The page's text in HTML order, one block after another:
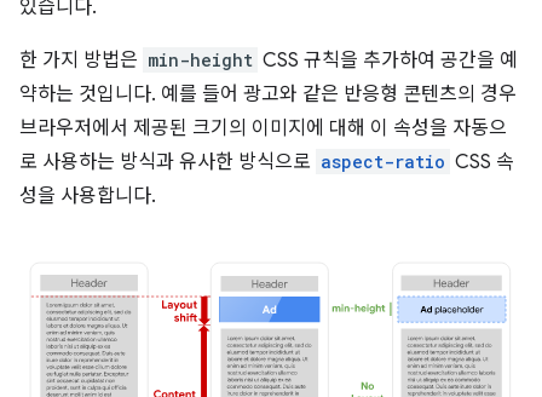
있습니다.
한 가지 방법은 min-height CSS 규칙을 추가하여 공간을 예
약하는 것입니다. 예를 들어 광고와 같은 반응형 콘텐츠의 경우
브라우저에서 제공된 크기의 이미지에 대해 이 속성을 자동으
로 사용하는 방식과 유사한 방식으로 aspect-ratio CSS 속
성을 사용합니다.